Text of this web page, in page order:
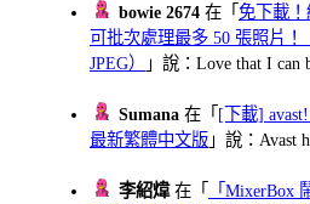
bowie 2674 在「免下載！
可批次處理最多 50 張照片！
JPEG）
」說：Love that I can
Sumana 在「 [下載]
最新繁體中文版 」說：Avast
李紹煒在「
「MixerBox